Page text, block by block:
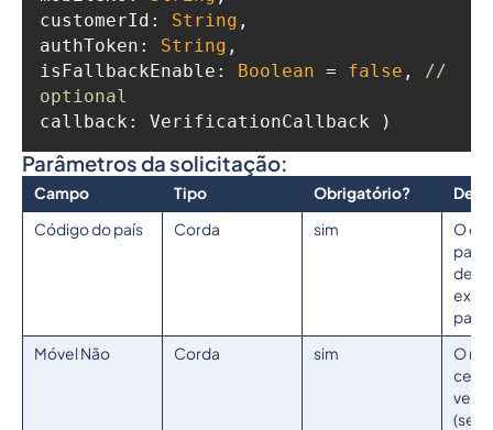
customerId : String
authToken : String
isFallbackEnable : Boolean = false ,
//
optional
callback : VerificationCallback )
Parâmetros da solicitação:
Campo Tipo Obrigatório?
Código do país
Corda sim
O
país
de
para
Móvel Não
Corda sim
O